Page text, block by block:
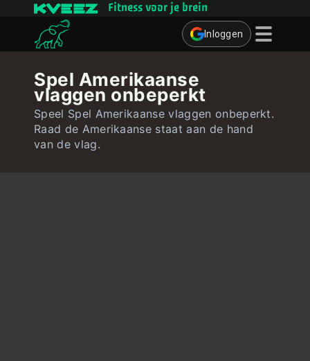
Fitness voor je brein
Inloggen
Quizzen
Gebruiker
Spel Amerikaanse
vlaggen onbeperkt
Speel Spel Amerikaanse vlaggen onbeperkt.
Raad de Amerikaanse staat aan de hand
van de vlag.